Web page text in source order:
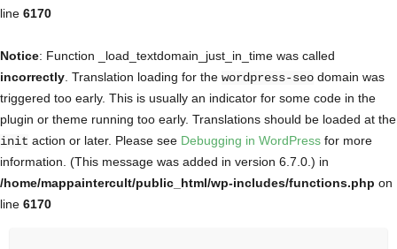
line 6170
Notice: Function _load_textdomain_just_in_time was called
incorrectly . Translation loading for the wordpress-seo domain was
triggered too early. This is usually an indicator for some code in the
plugin or theme running too early. Translations should be loaded at the
init action or later. Please see Debugging in WordPress for more
information. (This message was added in version 6.7.0.) in
/home/mappaintercult/public_html/wp-includes/functions.php on
line 6170